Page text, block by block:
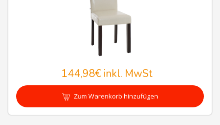
144,98€inkl. MwSt
Zum Warenkorb hinzufügen